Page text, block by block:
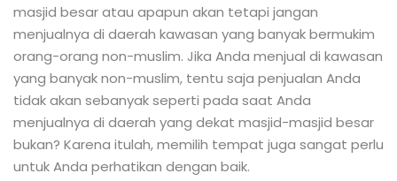
masjid besar atau apapun akan tetapi jangan
menjualnya di daerah kawasan yang banyak bermukim
orang-orang non-muslim. Jika Anda menjual di kawasan
yang banyak non-muslim, tentu saja penjualan Anda
tidak akan sebanyak seperti pada saat Anda
menjualnya di daerah yang dekat masjid-masjid besar
bukan? Karena itulah, memilih tempat juga sangat perlu
untuk Anda perhatikan dengan baik.